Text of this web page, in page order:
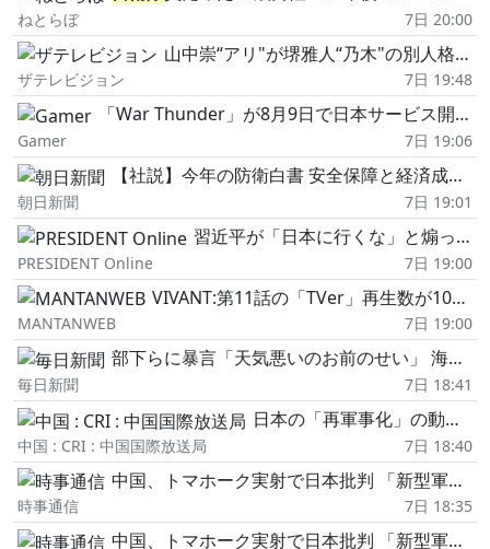
ねとらぼ 7日 20:00
山中崇“アリ"が堺雅人“乃木"の別人格に気付いていたことが判明 視聴者「優秀すぎる」「すごい洞察力」と反応<VIVANT>
ザテレビジョン 7日 19:48
「War Thunder」が8月9日で日本サービス開始から10周年!特別なデカールや3D装飾などが入手できるアニバーサリーキャンペーンが開催
Gamer 7日 19:06
【社説】今年の防衛白書 安全保障と経済成長を結びつける危うさ
朝日新聞 7日 19:01
習近平が「日本に行くな」と煽っても、寿司は奪えない…「スシロー14時間待ち」が映し出す中国人客の本音
PRESIDENT Online 7日 19:00
VIVANT:第11話の「TVer」再生数が1000万回の大台突破! 次回はリアタイ推奨の“序盤戦の大クライマックス回"
MANTANWEB 7日 19:00
部下らに暴言「天気悪いのお前のせい」 海自1等海尉を減給処分
毎日新聞 7日 18:41
日本の「再軍事化」の動き 地域の平和と安定への真の脅威=中国国防部
中国 : CRI : 中国国際放送局 7日 18:40
中国、トマホーク実射で日本批判 「新型軍国主義、団結して阻止を」
時事通信 7日 18:35
中国、トマホーク実射で日本批判 「新型軍国主義、団結して阻止を」